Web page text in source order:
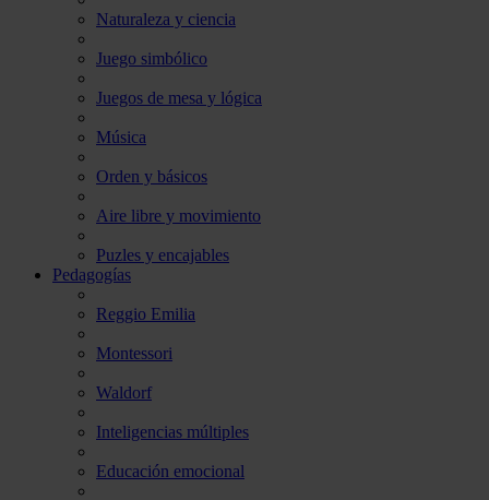
Naturaleza y ciencia
Juego simbólico
Juegos de mesa y lógica
Música
Orden y básicos
Aire libre y movimiento
Puzles y encajables
Pedagogías
Reggio Emilia
Montessori
Waldorf
Inteligencias múltiples
Educación emocional